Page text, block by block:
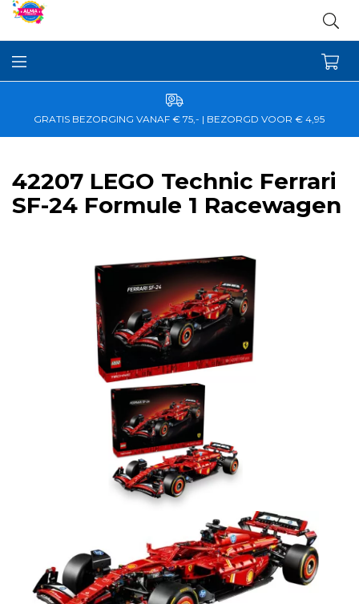
GRATIS BEZORGING VANAF € 75,- | BEZORGD VOOR € 4,95
42207 LEGO Technic Ferrari
SF-24 Formule 1 Racewagen